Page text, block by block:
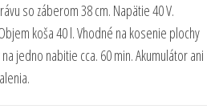
so záberom 38 cm. Napätie 40 V.
koša 40 l. Vhodné na kosenie plochy
jedno nabitie cca. 60 min. Akumulátor ani